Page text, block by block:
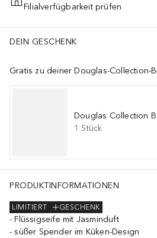
IN DEN
Filialverfügbarkeit prüfen
DEIN GESCHENK
Gratis zu deiner Douglas-Collection-
Douglas Collection
1 Stück
PRODUKTINFORMATIONEN
GESCHENK
LIMITIERT
Flüssigseife mit Jasminduft
süßer Spender im Küken-Design